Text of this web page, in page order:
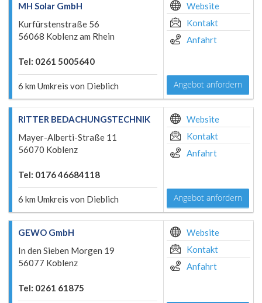
MH Solar GmbH
Kurfürstenstraße 56
56068 Koblenz am Rhein
Tel: 0261 5005640
6 km Umkreis von Dieblich
Website
Kontakt
Anfahrt
Angebot anfordern
RITTER BEDACHUNGSTECHNIK
Mayer-Alberti-Straße 11
56070 Koblenz
Tel: 0176 46684118
6 km Umkreis von Dieblich
Website
Kontakt
Anfahrt
Angebot anfordern
GEWO GmbH
In den Sieben Morgen 19
56077 Koblenz
Tel: 0261 61875
Website
Kontakt
Anfahrt